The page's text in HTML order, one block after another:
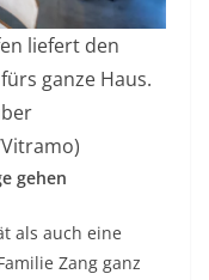
liefert den
ganze Haus.
gehen
als auch eine
Zang ganz